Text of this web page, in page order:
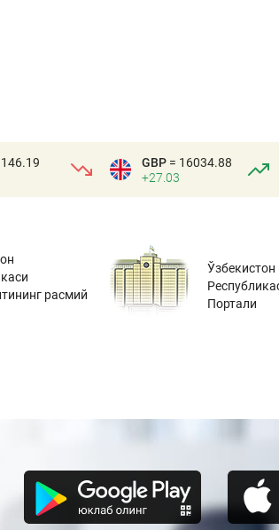
146.19
GBP = 16034.88
+27.03
расмий
Ўзбекистон
Портали